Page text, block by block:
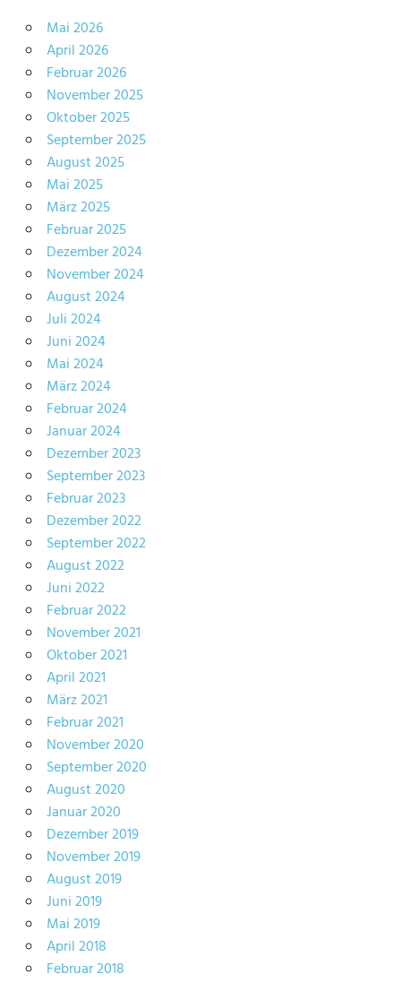
Mai 2026
April 2026
Februar 2026
November 2025
Oktober 2025
September 2025
August 2025
Mai 2025
März 2025
Februar 2025
Dezember 2024
November 2024
August 2024
Juli 2024
Juni 2024
Mai 2024
März 2024
Februar 2024
Januar 2024
Dezember 2023
September 2023
Februar 2023
Dezember 2022
September 2022
August 2022
Juni 2022
Februar 2022
November 2021
Oktober 2021
April 2021
März 2021
Februar 2021
November 2020
September 2020
August 2020
Januar 2020
Dezember 2019
November 2019
August 2019
Juni 2019
Mai 2019
April 2018
Februar 2018